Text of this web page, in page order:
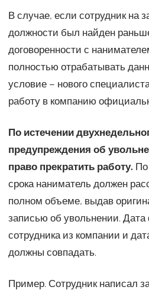
В случае, если сотрудник на
должности был найден
договоренности с
полностью отрабатывать
условие – нового
работу в компанию
По истечении
предупреждения об
право прекратить работу. По
срока наниматель должен
полном объеме, выдав
записью об увольнении. Дата
сотрудника из компании и
должны совпадать.
Пример. Сотрудник написал